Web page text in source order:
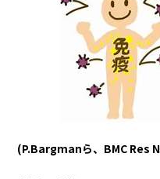
(P.Bargmanら、BMC Res